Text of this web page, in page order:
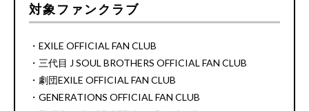
対象ファンクラブ
・EXILE OFFICIAL FAN CLUB
・三代目 J SOUL BROTHERS OFFICIAL FAN CLUB
・劇団EXILE OFFICIAL FAN CLUB
・GENERATIONS OFFICIAL FAN CLUB